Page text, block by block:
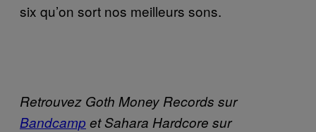
six qu’on sort nos meilleurs sons.
Retrouvez Goth Money Records sur
Bandcamp et Sahara Hardcore sur